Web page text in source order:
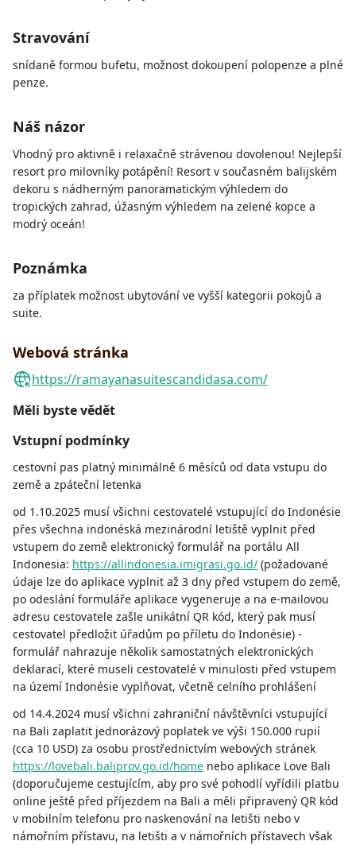
Stravování
snídaně formou bufetu, možnost dokoupení polopenze a plné
penze.
Náš názor
Vhodný pro aktivně i relaxačně strávenou dovolenou! Nejlepší
resort pro milovníky potápění! Resort v současném balijském
dekoru s nádherným panoramatickým výhledem do
tropických zahrad, úžasným výhledem na zelené kopce a
modrý oceán!
Poznámka
za příplatek možnost ubytování ve vyšší kategorii pokojů a
suite.
Webová stránka
https://ramayanasuitescandidasa.com/
Měli byste vědět
Vstupní podmínky
cestovní pas platný minimálně 6 měsíců od data vstupu do
země a zpáteční letenka
od 1.10.2025 musí všichni cestovatelé vstupující do Indonésie
přes všechna indonéská mezinárodní letiště vyplnit před
vstupem do země elektronický formulář na portálu All
Indonesia: https://allindonesia.imigrasi.go.id/ (požadované
údaje lze do aplikace vyplnit až 3 dny před vstupem do země,
po odeslání formuláře aplikace vygeneruje a na e-mailovou
adresu cestovatele zašle unikátní QR kód, který pak musí
cestovatel předložit úřadům po příletu do Indonésie) -
formulář nahrazuje několik samostatných elektronických
deklarací, které museli cestovatelé v minulosti před vstupem
na území Indonésie vyplňovat, včetně celního prohlášení
od 14.4.2024 musí všichni zahraniční návštěvníci vstupující
na Bali zaplatit jednorázový poplatek ve výši 150.000 rupií
(cca 10 USD) za osobu prostřednictvím webových stránek
https://lovebali.baliprov.go.id/home nebo aplikace Love Bali
(doporučujeme cestujícím, aby pro své pohodlí vyřídili platbu
online ještě před příjezdem na Bali a měli připravený QR kód
v mobilním telefonu pro naskenování na letišti nebo v
námořním přístavu, na letišti a v námořních přístavech však